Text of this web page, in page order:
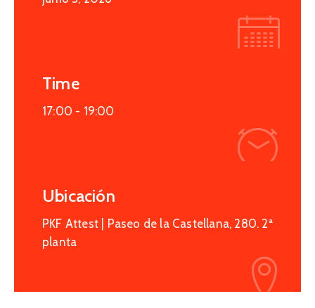
Time
17:00 - 19:00
Ubicación
PKF Attest | Paseo de la Castellana, 280. 2ª
planta